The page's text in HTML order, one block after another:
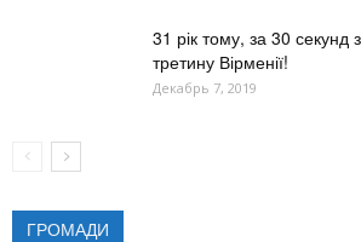
31 рік тому, за 30 секунд
третину Вірменії!
Декабрь 7, 2019
ГРОМАДИ